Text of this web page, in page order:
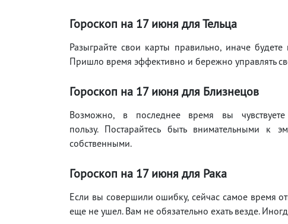
Гороскоп на 17июня для Тельца
Разыграйте свои карты правильно, иначе
Пришло время эффективно и бережно управлять
Гороскоп на 17июня для Близнецов
Возможно, в последнее время вы
пользу. Постарайтесь быть внимательными
собственными.
Гороскоп на 17июня для Рака
Если вы совершили ошибку, сейчас самое время
еще не ушел. Вам не обязательно ехать везде.